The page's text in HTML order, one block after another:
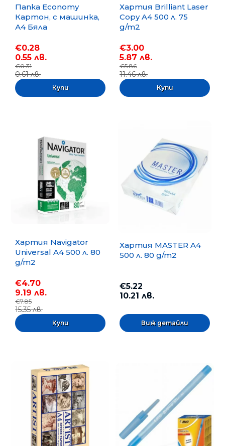
Папка Economy
Картон, с машинка,
А4 Бяла
€0.28
0.55 лв.
€0.31
0.61 лв.
Хартия Brilliant Laser
Copy A4 500 л. 75
g/m2
€3.00
5.87 лв.
€5.86
11.46 лв.
Хартия Navigator
Universal A4 500 л. 80
g/m2
€4.70
9.19 лв.
€7.85
15.35 лв.
Хартия MASTER A4
500 л. 80 g/m2
€5.22
10.21 лв.
Виж детайли